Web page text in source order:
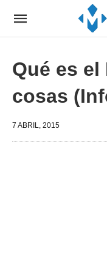
Qué es
cosas
7 ABRIL, 2015